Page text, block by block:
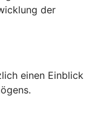
der
einen Einblick